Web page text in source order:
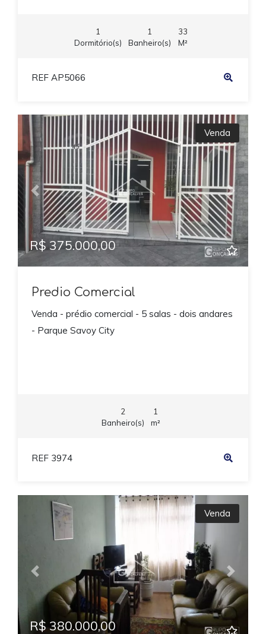
1
Dormitório(s)
1
Banheiro(s)
33
M²
REF AP5066
Previous Next
Venda
R$ 375.000,00
Predio Comercial
Venda - prédio comercial - 5 salas - dois andares
- Parque Savoy City
2
Banheiro(s)
1
m²
REF 3974
Previous Next
Venda
R$ 380.000,00